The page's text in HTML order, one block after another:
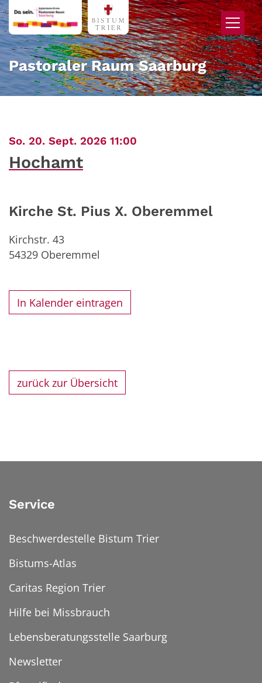
Zum Inhalt springen
Pastoraler Raum Saarburg
So. 20. Sept. 2026 11:00
Hochamt
Kirche St. Pius X. Oberemmel
Kirchstr. 43
54329 Oberemmel
In Kalender eintragen
zurück zur Übersicht
Service
Beschwerdestelle Bistum Trier
Bistums-Atlas
Caritas Region Trier
Hilfe bei Missbrauch
Lebensberatungsstelle Saarburg
Newsletter